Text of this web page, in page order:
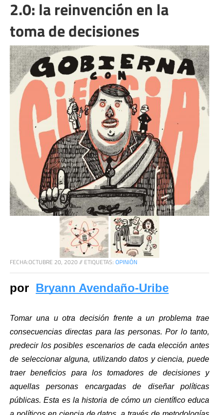
2.0: la reinvención en la
toma de decisiones
FECHA:OCTUBRE 20, 2020 // ETIQUETAS: OPINIÓN
por Bryann Avendaño-Uribe
Tomar una u otra decisión frente a un problema trae
consecuencias directas para las personas. Por lo tanto,
predecir los posibles escenarios de cada elección antes
de seleccionar alguna, utilizando datos y ciencia, puede
traer beneficios para los tomadores de decisiones y
aquellas personas encargadas de diseñar políticas
públicas. Esta es la historia de cómo un científico educa